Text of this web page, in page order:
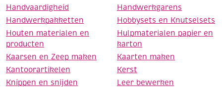
Handvaardigheid
Handwerkgarens
Handwerkpakketten
Hobbysets en Knutselsets
Houten materialen en
producten
Hulpmaterialen papier en
karton
Kaarsen en Zeep maken
Kaarten maken
Kantoorartikelen
Kerst
Knippen en snijden
Leer bewerken